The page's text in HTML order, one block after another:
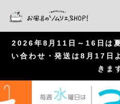
P
a
s
新規会員登録ですぐに使
ト